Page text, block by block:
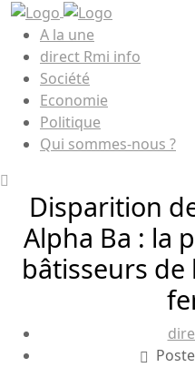
A la une
direct Rmi info
Société
Economie
Politique
Qui sommes-nous ?
Disparition
Alpha Ba : la
bâtisseurs de